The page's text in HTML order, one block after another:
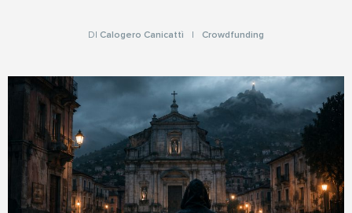
DI Calogero Canicattì Crowdfunding